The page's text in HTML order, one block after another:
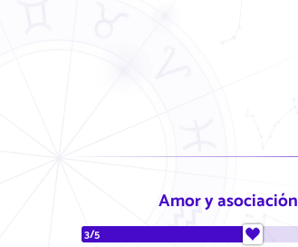
Amor y asociación
3/5